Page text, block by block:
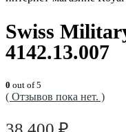
Swiss
4142.13.007
0 out of 5
( Отзывов пока нет. )